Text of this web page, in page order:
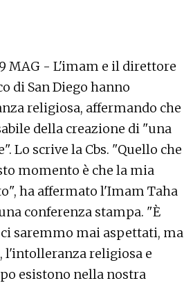
MAG - L'imam e il direttore
di San Diego hanno
religiosa, affermando che
della creazione di "una
Lo scrive la Cbs. "Quello che
momento è che la mia
ha affermato l'Imam Taha
conferenza stampa. "È
saremmo mai aspettati, ma
l'intolleranza religiosa e
esistono nella nostra